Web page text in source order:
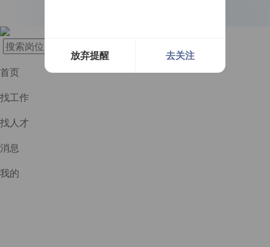
放弃提醒
去关注
首页
找工作
找人才
消息
我的